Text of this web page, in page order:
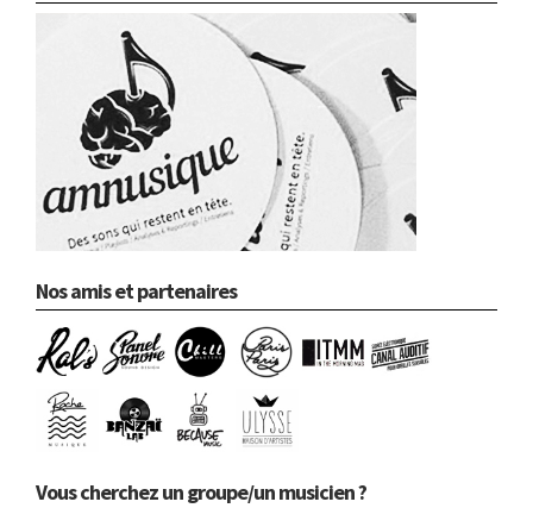
Nos amis et partenaires
Vous cherchez un groupe/un musicien ?